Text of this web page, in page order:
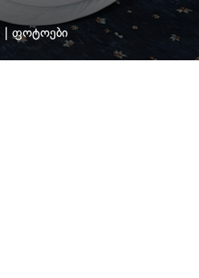
| ფოტოები